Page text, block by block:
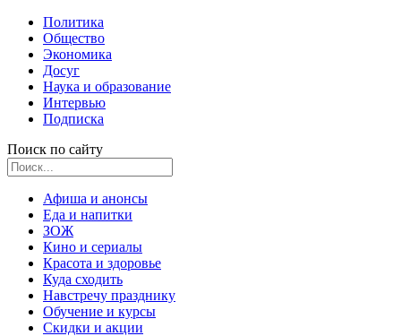
Политика
Общество
Экономика
Досуг
Наука и образование
Интервью
Подписка
Поиск по сайту
Афиша и анонсы
Еда и напитки
ЗОЖ
Кино и сериалы
Красота и здоровье
Куда сходить
Навстречу празднику
Обучение и курсы
Скидки и акции